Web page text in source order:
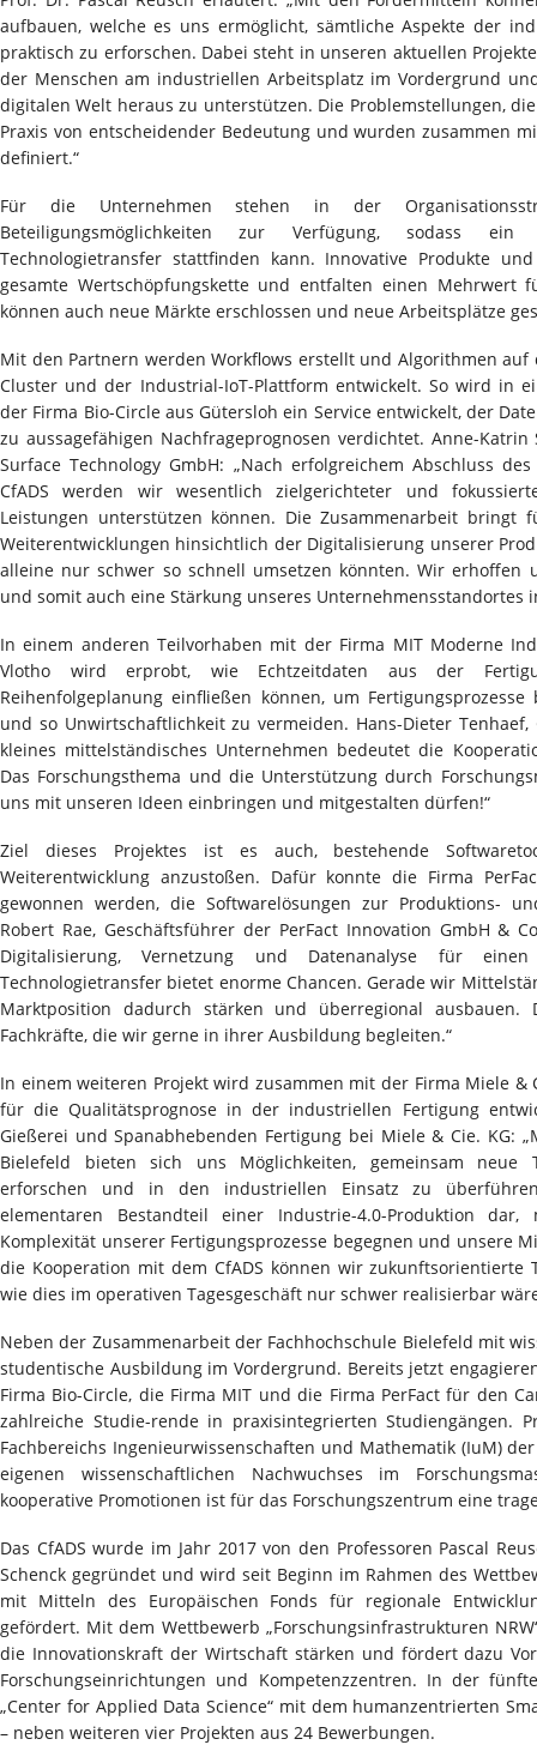
aufbauen, welche es uns ermöglicht, sämtliche Aspekte der
praktisch zu erforschen. Dabei steht in unseren aktuellen
der Menschen am industriellen Arbeitsplatz im Vordergrund
digitalen Welt heraus zu unterstützen. Die Problemstellungen,
Praxis von entscheidender Bedeutung und wurden zusammen
definiert.“
Für die Unternehmen stehen in der
Beteiligungsmöglichkeiten zur Verfügung, sodass
Technologietransfer stattfinden kann. Innovative Produkte
gesamte Wertschöpfungskette und entfalten einen Mehrwert
können auch neue Märkte erschlossen und neue Arbeitsplätze
Mit den Partnern werden Workflows erstellt und Algorithmen auf
Cluster und der Industrial-IoT-Plattform entwickelt. So wird in
der Firma Bio-Circle aus Gütersloh ein Service entwickelt, der
zu aussagefähigen Nachfrageprognosen verdichtet. Anne-
Surface Technology GmbH: „Nach erfolgreichem Abschluss
CfADS werden wir wesentlich zielgerichteter und
Leistungen unterstützen können. Die Zusammenarbeit bringt
Weiterentwicklungen hinsichtlich der Digitalisierung unserer
alleine nur schwer so schnell umsetzen könnten. Wir erhoffen
und somit auch eine Stärkung unseres Unternehmensstandortes
In einem anderen Teilvorhaben mit der Firma MIT Moderne
Vlotho wird erprobt, wie Echtzeitdaten aus der
Reihenfolgeplanung einfließen können, um
und so Unwirtschaftlichkeit zu vermeiden. Hans-Dieter
kleines mittelständisches Unternehmen bedeutet die
Das Forschungsthema und die Unterstützung durch
uns mit unseren Ideen einbringen und mitgestalten dürfen!“
Ziel dieses Projektes ist es auch, bestehende
Weiterentwicklung anzustoßen. Dafür konnte die Firma
gewonnen werden, die Softwarelösungen zur Produktions-
Robert Rae, Geschäftsführer der PerFact Innovation GmbH &
Digitalisierung, Vernetzung und Datenanalyse für
Technologietransfer bietet enorme Chancen. Gerade wir
Marktposition dadurch stärken und überregional
Fachkräfte, die wir gerne in ihrer Ausbildung begleiten.“
In einem weiteren Projekt wird zusammen mit der Firma Miele &
für die Qualitätsprognose in der industriellen Fertigung
Gießerei und Spanabhebenden Fertigung bei Miele & Cie. KG:
Bielefeld bieten sich uns Möglichkeiten, gemeinsam neue
erforschen und in den industriellen Einsatz zu
elementaren Bestandteil einer Industrie-4.0-Produktion
Komplexität unserer Fertigungsprozesse begegnen und unsere
die Kooperation mit dem CfADS können wir zukunftsorientierte
wie dies im operativen Tagesgeschäft nur schwer realisierbar
Neben der Zusammenarbeit der Fachhochschule Bielefeld mit
studentische Ausbildung im Vordergrund. Bereits jetzt
Firma Bio-Circle, die Firma MIT und die Firma PerFact für den
zahlreiche Studie-rende in praxisintegrierten Studiengängen.
Fachbereichs Ingenieurwissenschaften und Mathematik (IuM)
eigenen wissenschaftlichen Nachwuchses im
kooperative Promotionen ist für das Forschungszentrum eine
Das CfADS wurde im Jahr 2017 von den Professoren Pascal
Schenck gegründet und wird seit Beginn im Rahmen des
mit Mitteln des Europäischen Fonds für regionale
gefördert. Mit dem Wettbewerb „Forschungsinfrastrukturen
die Innovationskraft der Wirtschaft stärken und fördert dazu
Forschungseinrichtungen und Kompetenzzentren. In der
„Center for Applied Data Science“ mit dem humanzentrierten
– neben weiteren vier Projekten aus 24 Bewerbungen.